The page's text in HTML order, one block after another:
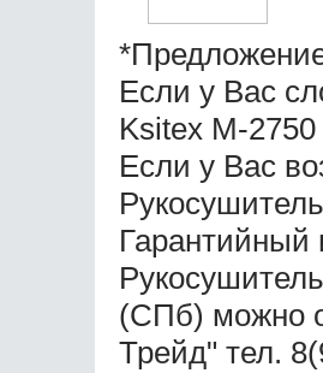
Если у Вас
Ksitex M-
Если у Вас
Гарантийный
(СПб) можно
Трейд" тел.